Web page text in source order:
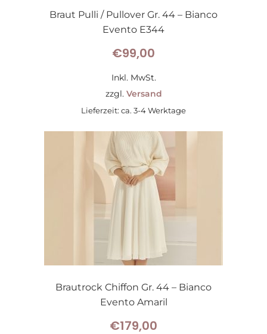
Braut Pulli / Pullover Gr. 44 – Bianco
Evento E344
€99,00
Inkl. MwSt.
zzgl. Versand
Lieferzeit: ca. 3-4 Werktage
Brautrock Chiffon Gr. 44 – Bianco
Evento Amaril
€179,00